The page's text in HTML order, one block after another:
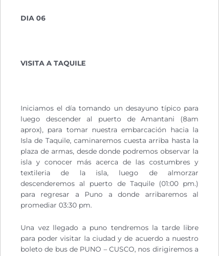
DIA 06
VISITA A TAQUILE
Iniciamos el día tomando un desayuno típico para
luego descender al puerto de Amantani (8am
aprox), para tomar nuestra embarcación hacia la
Isla de Taquile, caminaremos cuesta arriba hasta la
plaza de armas, desde donde podremos observar la
isla y conocer más acerca de las costumbres y
textileria de la isla, luego de almorzar
descenderemos al puerto de Taquile (01:00 pm.)
para regresar a Puno a donde arribaremos al
promediar 03:30 pm.
Una vez llegado a puno tendremos la tarde libre
para poder visitar la ciudad y de acuerdo a nuestro
boleto de bus de PUNO – CUSCO, nos dirigiremos a